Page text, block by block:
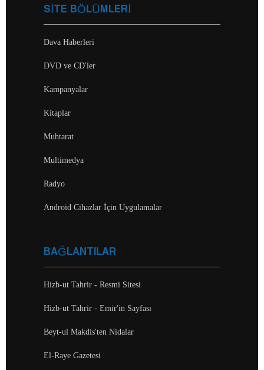
SİTE BÖLÜMLERİ
Dava Haberleri
DVD ve CD'ler
Kampanyalar
Kitaplar
Muhtarat
Multimedya
Radyo
Android Cihazlar İçin Uygulamalar
BAĞLANTILAR
Hizb-ut Tahrir - Resmi Sitesi
Hizb-ut Tahrir - Emir'in Sayfası
Beyt-ul Makdis'ten Nidalar
El-Raye Gazetesi